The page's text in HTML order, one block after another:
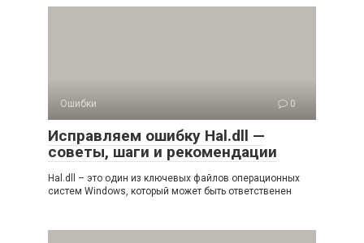
Ошибки 0
Исправляем ошибку Hal.dll —
советы, шаги и рекомендации
Hal.dll – это один из ключевых файлов операционных
систем Windows, который может быть ответственен